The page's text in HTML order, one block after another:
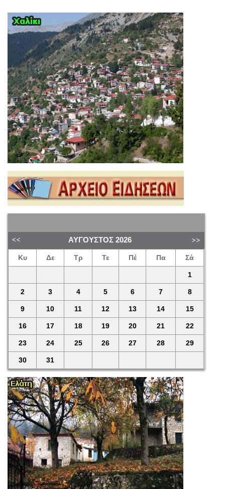
ΑΎΓΟΥΣΤΟΣ 2026
Κυ Δε Τρ Τε Πέ Πα Σά
1
2 3 4 5 6 7 8
9 10 11 12 13 14 15
16 17 18 19 20 21 22
23 24 25 26 27 28 29
30 31